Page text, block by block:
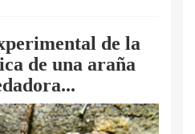
de la
de una araña